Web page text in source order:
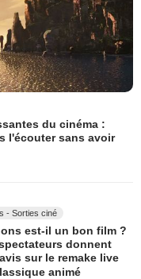
du cinéma :
l'écouter sans avoir
- Sorties ciné
est-il un bon film ?
donnent
sur le remake live
animé